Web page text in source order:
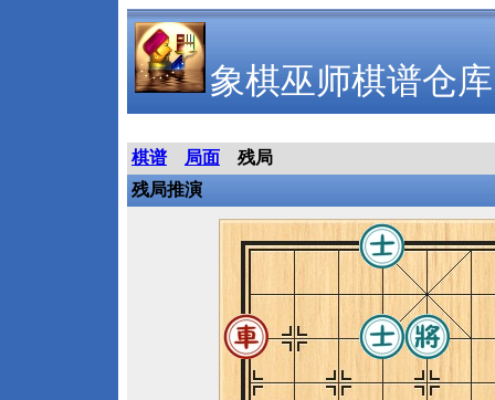
象棋巫师棋谱仓库
棋谱 局面
残局
残局推演